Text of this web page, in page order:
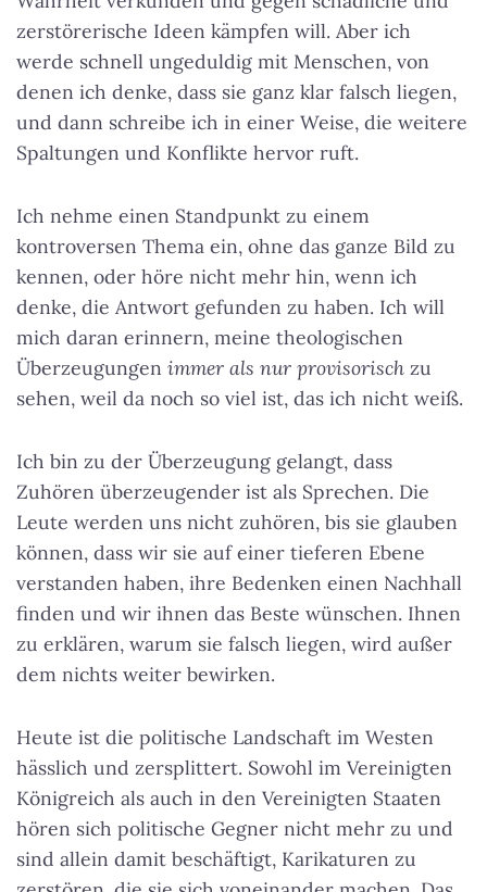
zerstörerische Ideen kämpfen will. Aber ich
werde schnell ungeduldig mit Menschen, von
denen ich denke, dass sie ganz klar falsch liegen,
und dann schreibe ich in einer Weise, die weitere
Spaltungen und Konflikte hervor ruft.
Ich nehme einen Standpunkt zu einem
kontroversen Thema ein, ohne das ganze Bild zu
kennen, oder höre nicht mehr hin, wenn ich
denke, die Antwort gefunden zu haben. Ich will
mich daran erinnern, meine theologischen
Überzeugungen immer als nur provisorisch zu
sehen, weil da noch so viel ist, das ich nicht weiß.
Ich bin zu der Überzeugung gelangt, dass
Zuhören überzeugender ist als Sprechen. Die
Leute werden uns nicht zuhören, bis sie glauben
können, dass wir sie auf einer tieferen Ebene
verstanden haben, ihre Bedenken einen Nachhall
finden und wir ihnen das Beste wünschen. Ihnen
zu erklären, warum sie falsch liegen, wird außer
dem nichts weiter bewirken.
Heute ist die politische Landschaft im Westen
hässlich und zersplittert. Sowohl im Vereinigten
Königreich als auch in den Vereinigten Staaten
hören sich politische Gegner nicht mehr zu und
sind allein damit beschäftigt, Karikaturen zu